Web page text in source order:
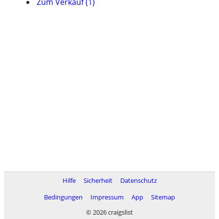
Hilfe Sicherheit
Datenschutz
Bedingungen
Impressum App
Sitemap
© 2026 craigslist